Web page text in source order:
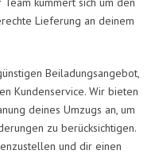
Lieferung an deinem
Beiladungsangebot,
Kundenservice. Wir bieten
deines Umzugs an, um
zu berücksichtigen.
und dir einen